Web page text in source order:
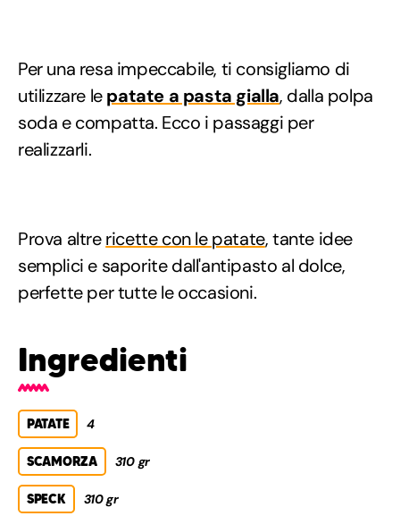
Per una resa impeccabile, ti consigliamo di
utilizzare lepatate a pasta gialla, dalla polpa
soda e compatta. Ecco i passaggi per
realizzarli.
Prova altrericette con le patate, tante idee
semplici e saporite dall'antipasto al dolce,
perfette per tutte le occasioni.
Ingredienti
PATATE 4
SCAMORZA 310 gr
SPECK 310 gr